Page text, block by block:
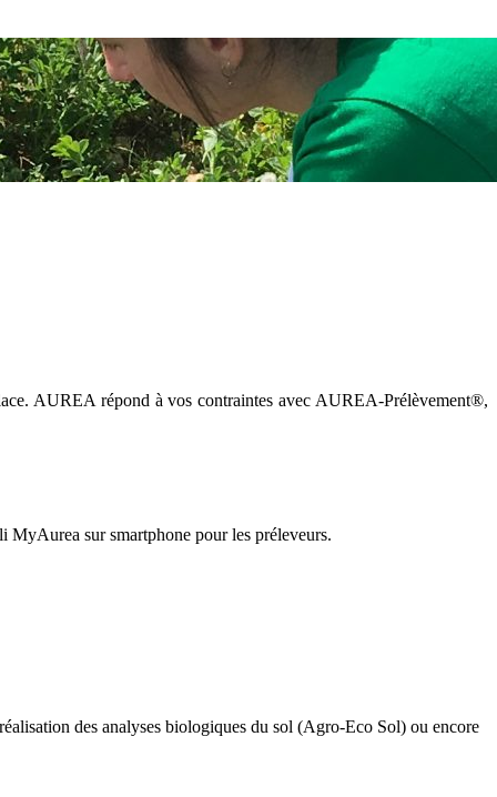
AUREA répond à vos contraintes avec AUREA-Prélèvement®,
MyAurea sur smartphone pour les préleveurs.
des analyses biologiques du sol (Agro-Eco Sol) ou encore